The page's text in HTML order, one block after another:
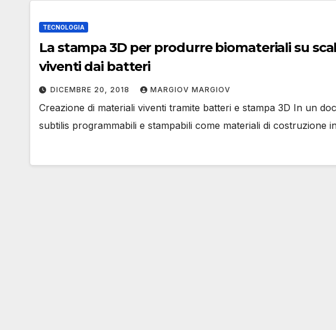
TECNOLOGIA
La stampa 3D per produrre biomateriali su
viventi dai batteri
DICEMBRE 20, 2018 MARGIOV MARGIOV
Creazione di materiali viventi tramite batteri e stampa 3D In un
subtilis programmabili e stampabili come materiali di costruzione